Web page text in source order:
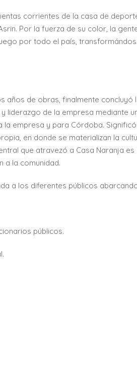
corrientes de la casa de
Por la fuerza de su color, la
por todo el país,
años de obras, finalmente concluyó
liderazgo de la empresa mediante
empresa y para Córdoba.
en donde se materializan la
que atravezó a Casa Naranja es
a la comunidad.
a los diferentes públicos
públicos.